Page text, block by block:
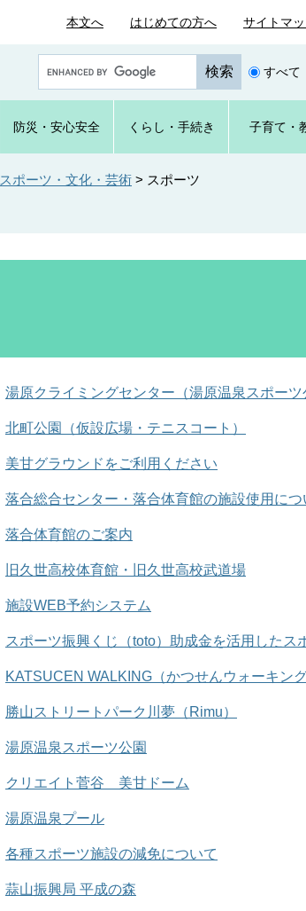
本文へ はじめての方へ サイトマ
o
e
カ
すべて
防災・ 安心安全 くらし ・手続き 子育て ・
スポーツ・文化・芸術 > スポーツ
湯原クライミングセンター（湯原温泉スポーツ
北町公園（仮設広場・テニスコート）
美甘グラウンドをご利用ください
落合総合センター・落合体育館の施設使用につ
落合体育館のご案内
旧久世高校体育館・旧久世高校武道場
施設WEB予約システム
スポーツ振興くじ（toto）助成金を活用したス
KATSUCEN WALKING（かつせんウォーキング
勝山ストリートパーク川夢（Rimu）
湯原温泉スポーツ公園
クリエイト菅谷 美甘ドーム
湯原温泉プール
各種スポーツ施設の減免について
蒜山振興局 平成の森